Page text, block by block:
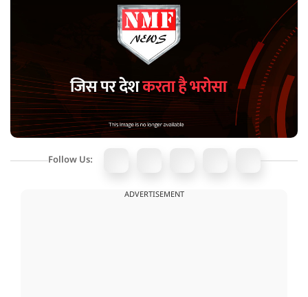
Follow Us:
ADVERTISEMENT